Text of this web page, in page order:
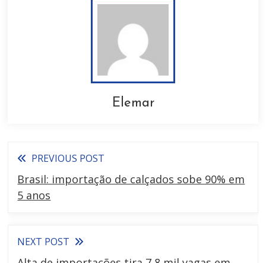
Elemar
PREVIOUS POST
Brasil: importação de calçados sobe 90% em
5 anos
NEXT POST